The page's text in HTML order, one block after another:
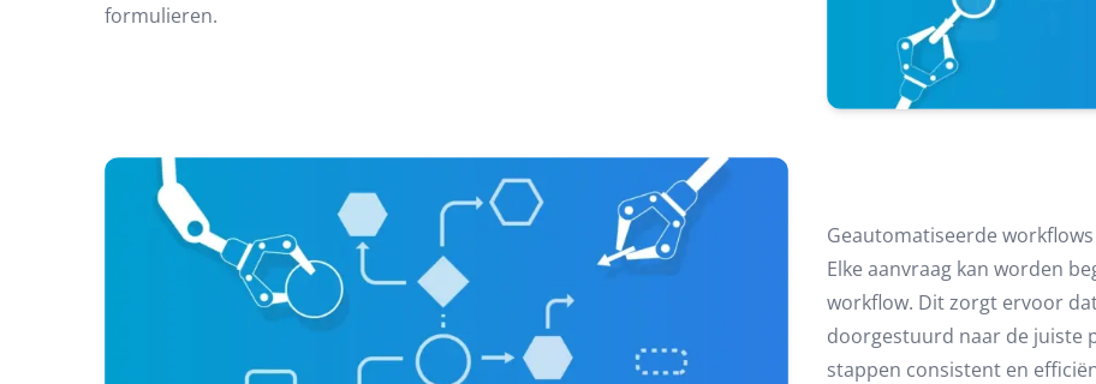
formulieren.
Geautomatiseerde workflows
Elke aanvraag kan worden
workflow. Dit zorgt ervoor
doorgestuurd naar de juiste
stappen consistent en